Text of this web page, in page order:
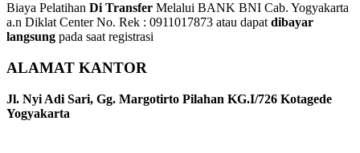
Biaya Pelatihan Di Transfer Melalui BANK BNI Cab. Yogyakarta
a.n Diklat Center No. Rek : 0911017873 atau dapatdibayar
langsung pada saat registrasi
ALAMAT KANTOR
Jl. Nyi Adi Sari, Gg. Margotirto Pilahan KG.I/726 Kotagede
Yogyakarta